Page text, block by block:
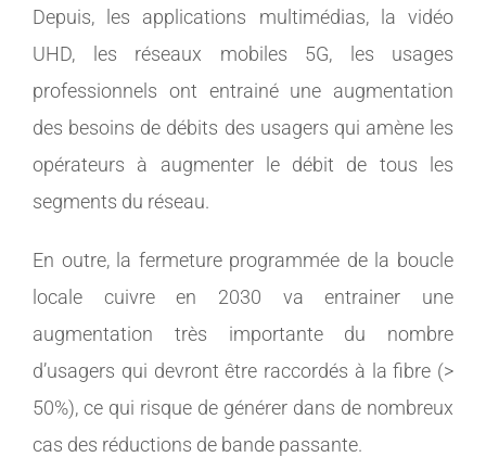
Depuis, les applications multimédias, la vidéo
UHD, les réseaux mobiles 5G, les usages
professionnels ont entrainé une augmentation
des besoins de débits des usagers qui amène les
opérateurs à augmenter le débit de tous les
segments du réseau.
En outre, la fermeture programmée de la boucle
locale cuivre en 2030 va entrainer une
augmentation très importante du nombre
d’usagers qui devront être raccordés à la fibre (>
50%), ce qui risque de générer dans de nombreux
cas des réductions de bande passante.